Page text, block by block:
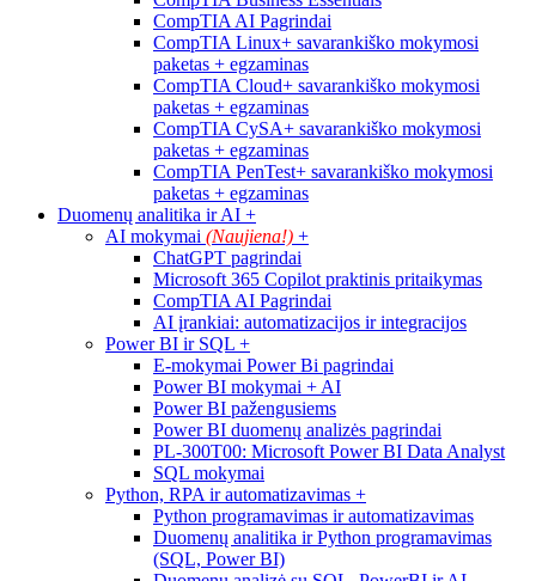
CompTIA AI Pagrindai
CompTIA Linux+ savarankiško mokymosi
paketas + egzaminas
CompTIA Cloud+ savarankiško mokymosi
paketas + egzaminas
CompTIA CySA+ savarankiško mokymosi
paketas + egzaminas
CompTIA PenTest+ savarankiško mokymosi
paketas + egzaminas
Duomenų analitika ir AI +
AI mokymai (Naujiena!) +
ChatGPT pagrindai
Microsoft 365 Copilot praktinis pritaikymas
CompTIA AI Pagrindai
AI įrankiai: automatizacijos ir integracijos
Power BI ir SQL +
E-mokymai Power Bi pagrindai
Power BI mokymai + AI
Power BI pažengusiems
Power BI duomenų analizės pagrindai
PL-300T00: Microsoft Power BI Data Analyst
SQL mokymai
Python, RPA ir automatizavimas +
Python programavimas ir automatizavimas
Duomenų analitika ir Python programavimas
(SQL, Power BI)